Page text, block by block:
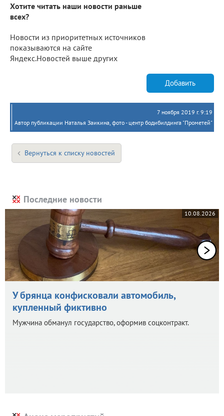
Хотите читать наши новости раньше
всех?
Новости из приоритетных источников
показываются на сайте
Яндекс.Новостей выше других
Добавить
7 ноября 2019 г. 9:19
Автор публикации Наталья Заикина, фото - центр бодибилдинга "Прометей"
Вернуться к списку новостей
Последние новости
10.08.2026
У брянца конфисковали автомобиль,
купленный фиктивно
Мужчина обманул государство, оформив соцконтракт.